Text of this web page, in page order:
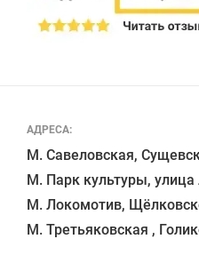
АДРЕСА:
М. Савеловская,
М. Парк культуры, улица
М. Локомотив,